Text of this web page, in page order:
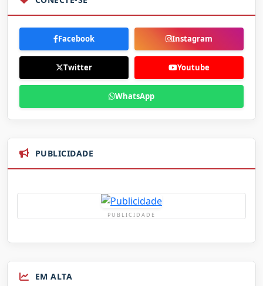
Facebook Instagram
Twitter Youtube
WhatsApp
PUBLICIDADE
PUBLICIDADE
EM ALTA